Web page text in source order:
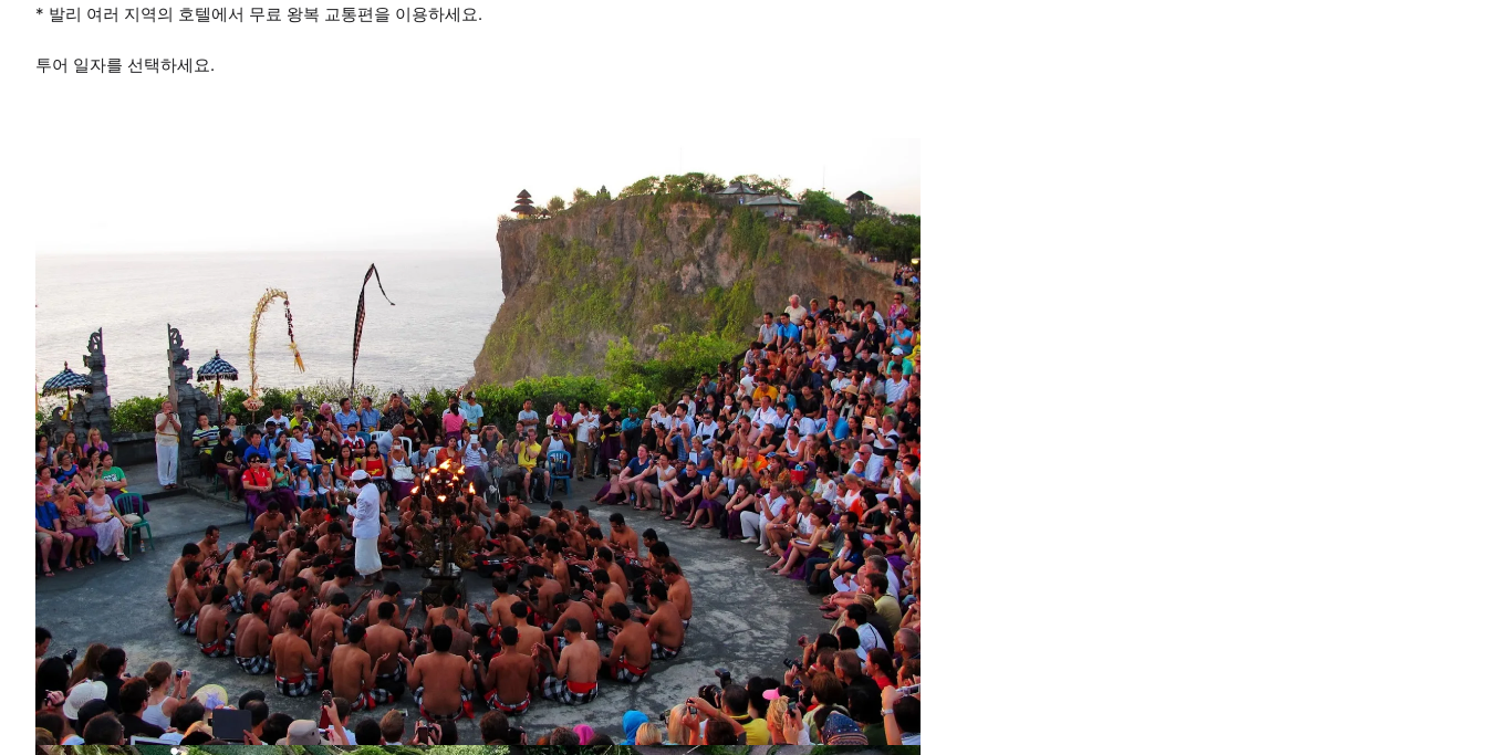
* 발리 여러 지역의 호텔에서 무료 왕복 교통편을 이용하세요.
투어 일자를 선택하세요.